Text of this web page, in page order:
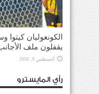
الكونغوليان كيتوا
يقفلون ملف
أغسطس 9, 2026
رأي المايسترو